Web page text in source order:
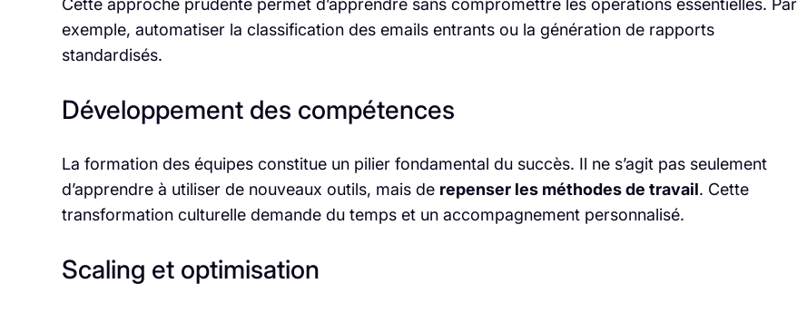
Cette approche prudente permet d’apprendre sans compromettre les opérations essentielles. Par
exemple, automatiser la classification des emails entrants ou la génération de rapports
standardisés.
Développement des compétences
La formation des équipes constitue un pilier fondamental du succès. Il ne s’agit pas seulement
d’apprendre à utiliser de nouveaux outils, mais de repenser les méthodes de travail. Cette
transformation culturelle demande du temps et un accompagnement personnalisé.
Scaling et optimisation